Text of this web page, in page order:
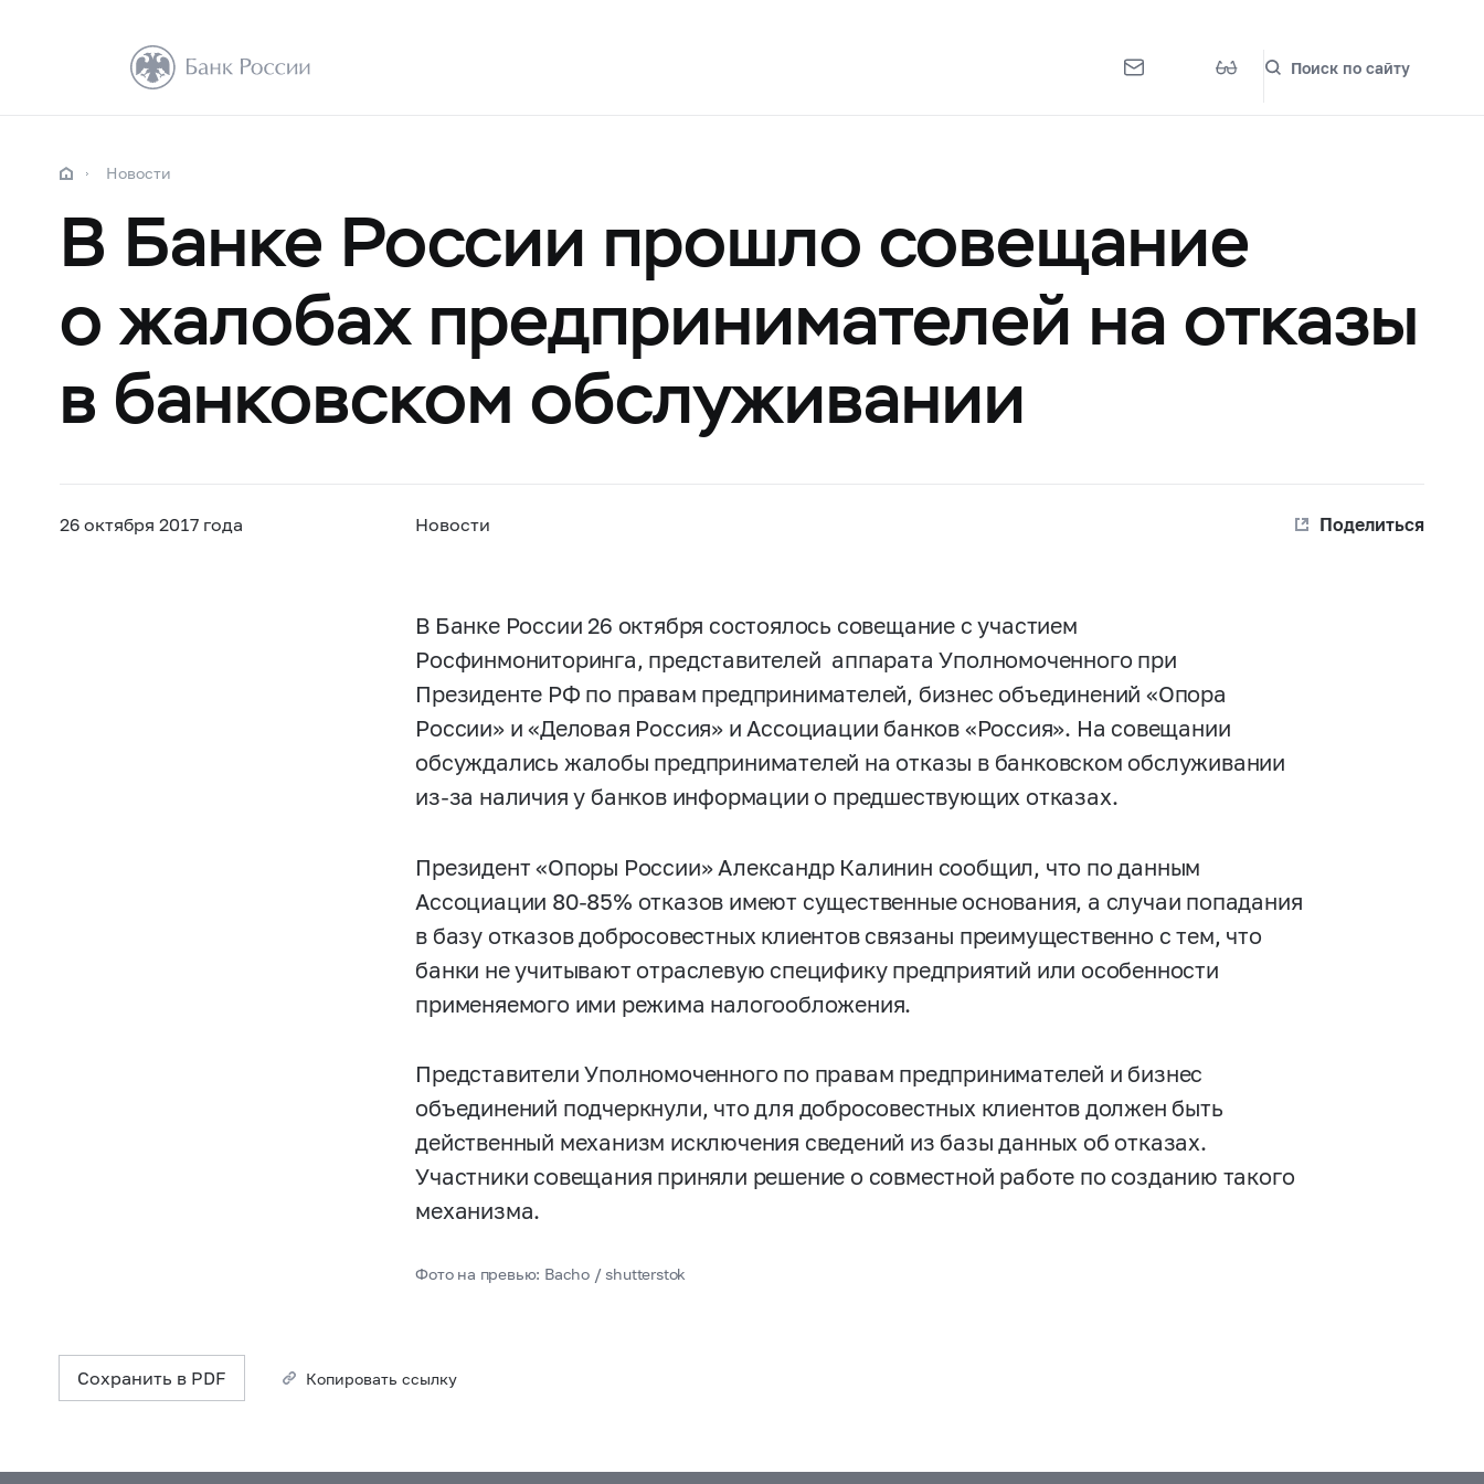
Поиск по сайту
Новости
В Банке России прошло совещание
о жалобах предпринимателей на отказы
в банковском обслуживании
26 октября 2017 года Новости Поделиться
В Банке России 26 октября состоялось совещание с участием
Росфинмониторинга, представителей аппарата Уполномоченного при
Президенте РФ по правам предпринимателей, бизнес объединений «Опора
России» и «Деловая Россия» и Ассоциации банков «Россия». На совещании
обсуждались жалобы предпринимателей на отказы в банковском обслуживании
из-за наличия у банков информации о предшествующих отказах.
Президент «Опоры России» Александр Калинин сообщил, что по данным
Ассоциации 80-85% отказов имеют существенные основания, а случаи попадания
в базу отказов добросовестных клиентов связаны преимущественно с тем, что
банки не учитывают отраслевую специфику предприятий или особенности
применяемого ими режима налогообложения.
Представители Уполномоченного по правам предпринимателей и бизнес
объединений подчеркнули, что для добросовестных клиентов должен быть
действенный механизм исключения сведений из базы данных об отказах.
Участники совещания приняли решение о совместной работе по созданию такого
механизма.
Фото на превью: Bacho / shutterstok
Сохранить в PDF Копировать ссылку